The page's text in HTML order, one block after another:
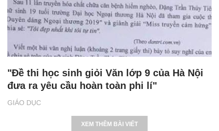
GIÁO DỤC
"Đề thi học sinh giỏi Văn lớp 9 của Hà Nội
đưa ra yêu cầu hoàn toàn phi lí"
XEM THÊM BÀI VIẾT